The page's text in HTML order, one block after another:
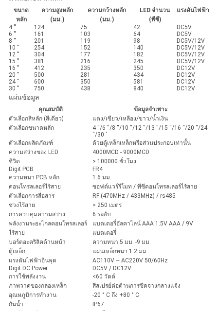
ขนาด
หลัก
ความสูงหลัก
(มม.)
ความกว้างหลัก
(มม.)
LED จำนวน
(พีซี)
แรงดันไฟฟ้า
4 '' 124 75 42
DC5V
6 ''
161 103 64
DC5V
8 ''
201 119 98
DC5V/12V
10 ''
254 152 140
DC5V/12V
12 ''
304 177 182
DC5V/12V
15 ''
381 216 245
DC5V/12V
16 ''
412 235 350
DC12V
20 ''
500 281 434
DC12V
24 ''
600 350 581
DC12V
30 ''
750 438 840 DC12V
แผ่นข้อมูล
คุณสมบัติ
ข้อมูลจำเพาะ
ตัวเลือกสีหลัก (สีเดียว)
แดง/เขียว/เหลือง/ขาว/น้ำเงิน
ตัวเลือกขนาดหลัก
4 ''/6 ''/8 ''/10 ''/12 ''/13 ''/15 ''/16 ''/20 ''/24
''/30 '
ตัวเลือกผลิตภัณฑ์
ด้วยตู้เหล็กเหล็กหรือส่วนประกอบเท่านั้น
ความสว่างของ LED
4000MCD - 9000MCD
ชีวิต
> 100000 ชั่วโมง
Digit PCB
FR4
ความหนา PCB หลัก
1.6 มม.
คอนโทรลเลอร์ไร้สาย
ซอฟต์แวร์รีโมท / พีซีคอนโทรลเลอร์ไร้สาย
ตัวเลือกการสื่อสาร
RF (470MHz / 433MHz) / rs485
ช่วงไร้สาย
> 250 เมตร
การควบคุมความสว่าง
6 ระดับ
พลังงานระยะไกลคอนโทรลเลอร์
ไร้สาย
แบตเตอรี่อัลคาไลน์ AAA 1.5V AAA / 9V
แบตเตอรี่
บอร์ดอะคริลิคด้านหน้า
ความหนา 5 มม. -9 มม.
ตู้เหล็ก
แผ่นเหล็กหนา 1.2 มม.
แรงดันไฟฟ้าอินพุต
AC110V ~ AC220V 50/60Hz
Digit DC Power
DC5V / DC12V
การใช้พลังงาน
<60 วัตต์
ภาพวาดของกล่องเหล็ก
สีสเปรย์ต่อต้านการซีดจางกลางแจ้ง
อุณหภูมิการทำงาน
-20 ° C ถึง +80 ° C
กันน้ำ
IP67